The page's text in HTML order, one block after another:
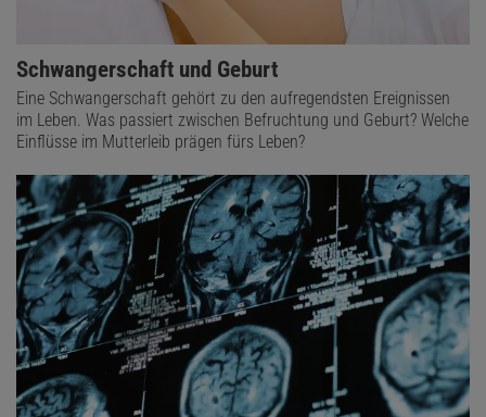
Schwangerschaft und Geburt
Eine Schwangerschaft gehört zu den aufregendsten Ereignissen
im Leben. Was passiert zwischen Befruchtung und Geburt? Welche
Einflüsse im Mutterleib prägen fürs Leben?